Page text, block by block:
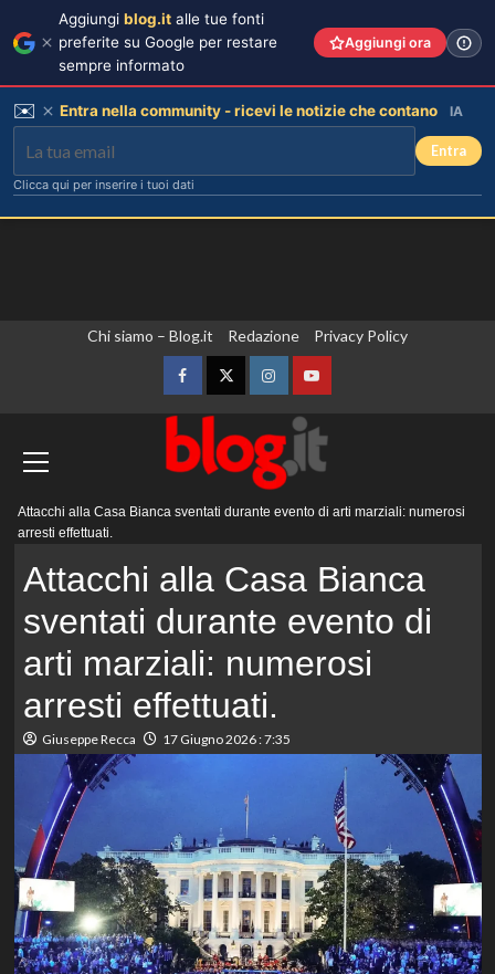
Chi siamo – Blog.it Redazione Privacy Policy
FacebookTwitterInstagramYouTube
principale
Attacchi alla Casa Bianca sventati durante evento di arti marziali: numerosi
arresti effettuati.
Attacchi alla Casa Bianca
sventati durante evento di
arti marziali: numerosi
arresti effettuati.
Giuseppe Recca 17 Giugno 2026 : 7:35
Aggiungi blog.it alle tue fonti
preferite su Google per restare
sempre informato
Aggiungi ora
✉️ Entra nella community - ricevi le notizie che contano IA
Entra
Clicca qui per inserire i tuoi dati